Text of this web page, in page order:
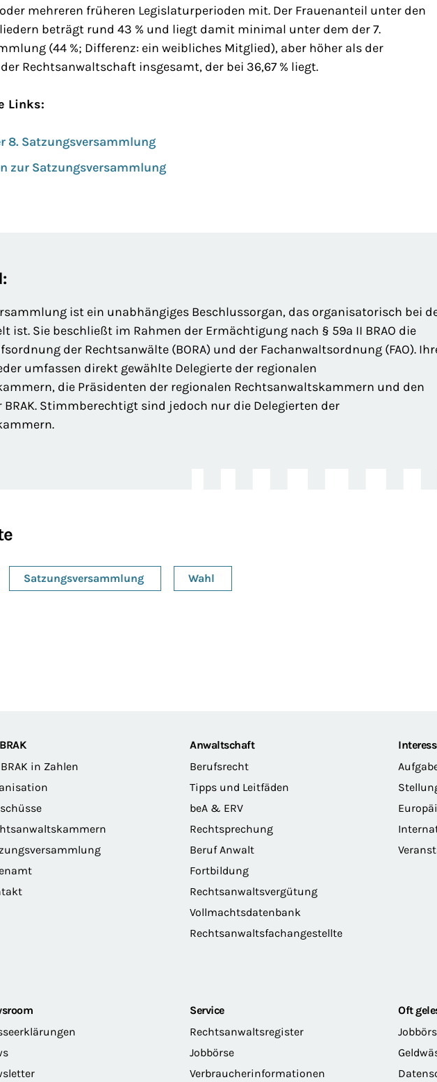
mehreren früheren Legislaturperioden mit. Der Frauenanteil unter den
beträgt rund 43 % und liegt damit minimal unter dem der 7.
(44 %; Differenz: ein weibliches Mitglied), aber höher als der
Rechtsanwaltschaft insgesamt, der bei 36,67 % liegt.
Links:
8. Satzungsversammlung
zur Satzungsversammlung
ist ein unabhängiges Beschlussorgan, das organisatorisch bei
ist. Sie beschließt im Rahmen der Ermächtigung nach § 59a II BRAO die
der Rechtsanwälte (BORA) und der Fachanwaltsordnung (FAO).
umfassen direkt gewählte Delegierte der regionalen
die Präsidenten der regionalen Rechtsanwaltskammern und den
BRAK. Stimmberechtigt sind jedoch nur die Delegierten der
Satzungsversammlung Wahl
in Zahlen
Anwaltschaft
Berufsrecht
Tipps und Leitfäden
beA & ERV
Rechtsprechung
Beruf Anwalt
Fortbildung
Rechtsanwaltsvergütung
Vollmachtsdatenbank
Rechtsanwaltsfachangestellte
Service
Rechtsanwaltsregister
Jobbörse
Verbraucherinformationen
Oft